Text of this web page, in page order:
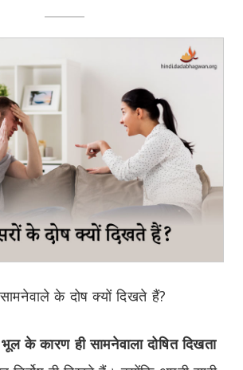
के दोष क्यों दिखते हैं?
के कारण ही सामनेवाला दोषित दिखता